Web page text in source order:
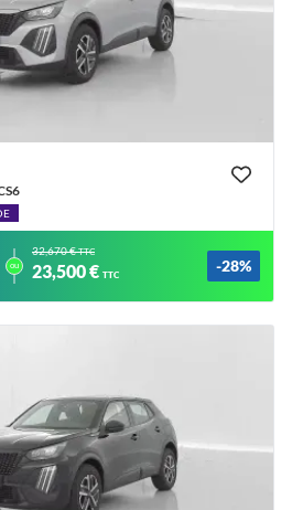
ou
32,670 €TTC
23,500 € TTC -28%